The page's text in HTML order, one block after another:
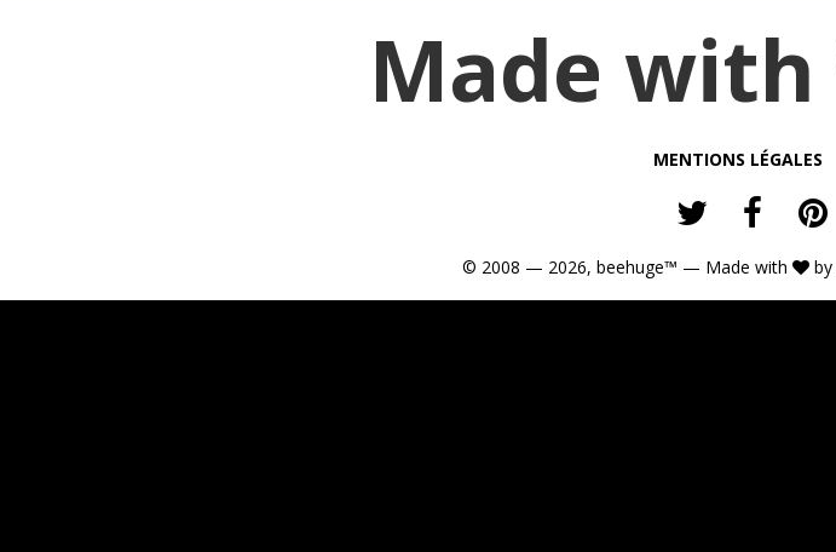
Made with
MENTIONS LÉGALES
© 2008 — 2026, beehuge™ — Made with by